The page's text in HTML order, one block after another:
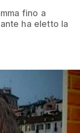
fino a
ha eletto la